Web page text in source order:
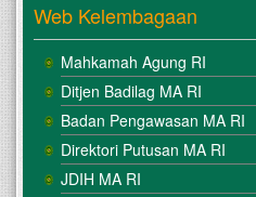
Web Kelembagaan
Mahkamah Agung RI
Ditjen Badilag MA RI
Badan Pengawasan MA RI
Direktori Putusan MA RI
JDIH MA RI